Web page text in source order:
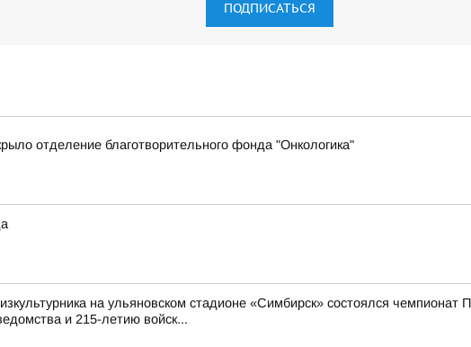
ПОДПИСАТЬСЯ
отделение благотворительного фонда "Онкологика"
на ульяновском стадионе «Симбирск» состоялся чемпионат
и 215-летию войск...